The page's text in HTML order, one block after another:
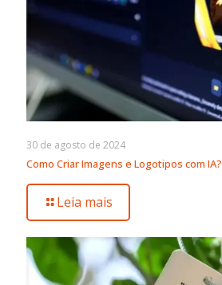
30 de agosto de 2024
Como Criar Imagens e Logotipos com IA?
Leia mais